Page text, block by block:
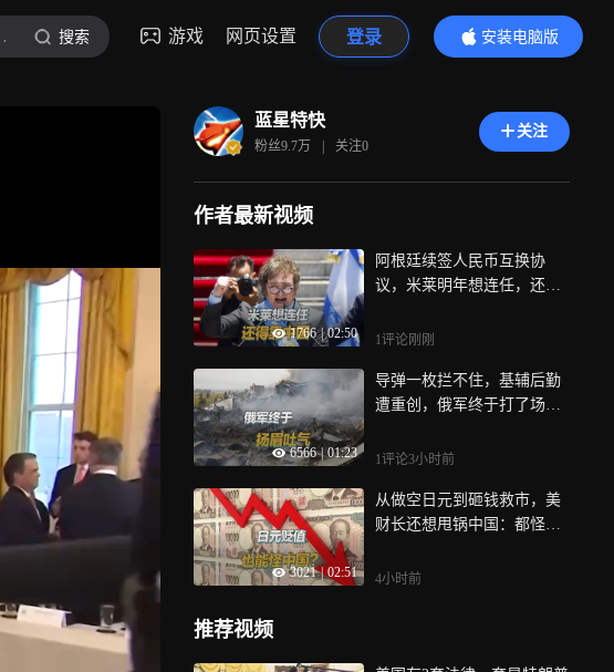
搜索 游戏 网页设置 登录
安装电脑版
内容更精彩
蓝星特快
粉丝9.7万 | 关注0
关注
作者最新视频
1766 | 02:50
阿根廷续签人民币互换协
议，米莱明年想连任，还得
1评论刚刚
6566 | 01:23
导弹一枚拦不住，基辅后勤
遭重创，俄军终于打了场漂
1评论3小时前
3021 | 02:51
从做空日元到砸钱救市，美
财长还想甩锅中国：都怪人
4小时前
推荐视频